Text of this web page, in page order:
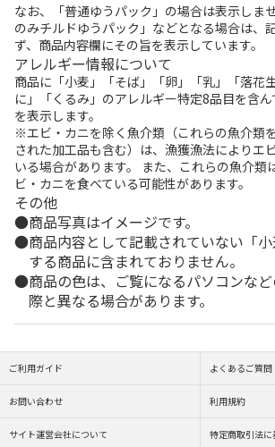
なお、「普通ゆうパック」の場合は表示しま
のみチルドゆうパック」などとなる場合は、
ず、商品内容欄にその旨を表示しています。
アレルギー情報について
商品に「小麦」「そば」「卵」「乳」「落花
に」「くるみ」のアレルギー特定8品目を含
を表示します。
※エビ・カニを除く魚介類（これらの魚介類
された加工品も含む）は、漁獲漁法によりエ
いる場合があります。 また、これらの魚介類
ビ・カニを食べている可能性があります。
その他
商品写真はイメージです。
商品内容として記載されていない「
する商品に含まれておりません。
商品の色は、ご覧になるパソコンな
際と異なる場合があります。
ご利用ガイド よくあるご質問
お問い合わせ 利用規約
サイト運営会社について 特定商取引法